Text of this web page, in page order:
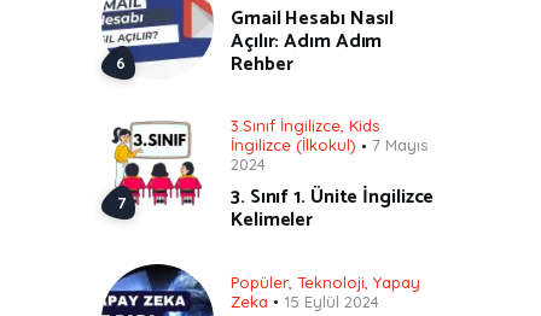
Gmail Hesabı Nasıl
Açılır: Adım Adım
Rehber
3.Sınıf İngilizce, Kids
İngilizce (İlkokul)
7 Mayıs
2024
3. Sınıf 1. Ünite İngilizce
Kelimeler
Popüler Teknoloji Yapay
Zeka
15 Eylül 2024